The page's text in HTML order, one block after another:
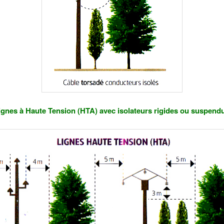
à Haute Tension (HTA) avec isolateurs rigides ou